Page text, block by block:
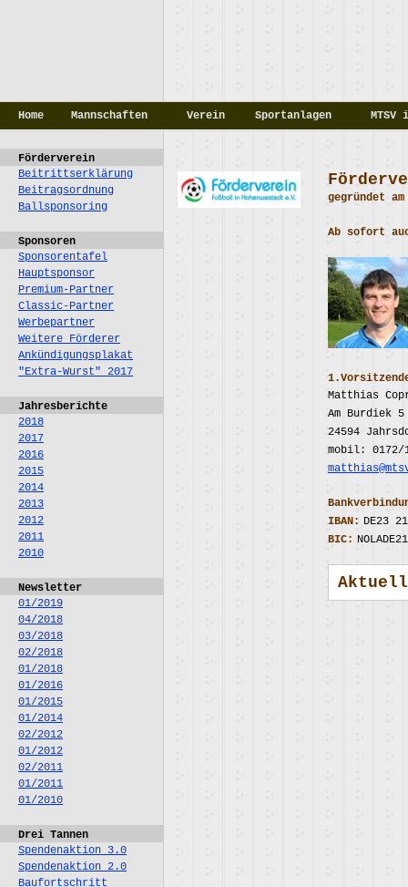
Home Mannschaften Verein Sportanlagen
Förderverein
Beitrittserklärung
Beitragsordnung
Ballsponsoring
Sponsoren
Sponsorentafel
Hauptsponsor
Premium-Partner
Classic-Partner
Werbepartner
Weitere Förderer
Ankündigungsplakat
"Extra-Wurst" 2017
Jahresberichte
2018
2017
2016
2015
2014
2013
2012
2011
2010
Newsletter
01/2019
04/2018
03/2018
02/2018
01/2018
01/2016
01/2015
01/2014
02/2012
01/2012
02/2011
01/2011
01/2010
Drei Tannen
Spendenaktion 3.0
Spendenaktion 2.0
Baufortschritt
gegründet
Ab sofort
Matthias
Am Burdiek 5
24594
mobil: 0172/
IBAN: DE23
BIC: